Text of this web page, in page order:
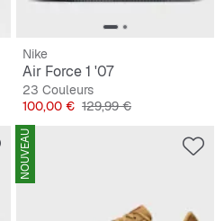
Nike
Air Force 1 '07
23 Couleurs
Prix
100,00 € Prix original
129,99 €
NOUVEAU